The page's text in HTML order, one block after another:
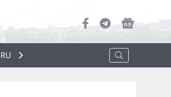
RU